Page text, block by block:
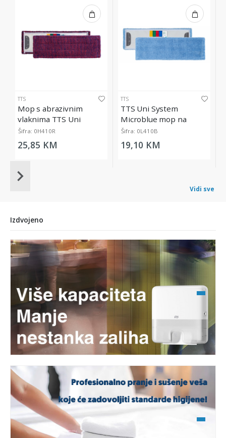
TTS
Mop s abrazivnim
vlaknima TTS Uni
System Ultrasafe, 40 cm
Šifra: 0H410R
25,85 KM
TTS
TTS Uni System
Microblue mop na
kopčanje, 40 cm
Šifra: 0L410B
19,10 KM
Item
Vidi sve
Izdvojeno